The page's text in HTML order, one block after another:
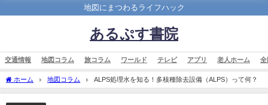
地図にまつわるライフハック
あるぷす書院
交通情報 地図コラム 旅コラム ワールド テレビ アプリ 老人ホーム 全
ホーム 地図コラム ALPS処理水を知る！多核種除去設備（ALPS）って何？